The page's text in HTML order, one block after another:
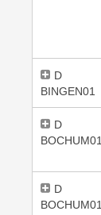
D
BINGEN01
D
BOCHUM01
D
BOCHUM01